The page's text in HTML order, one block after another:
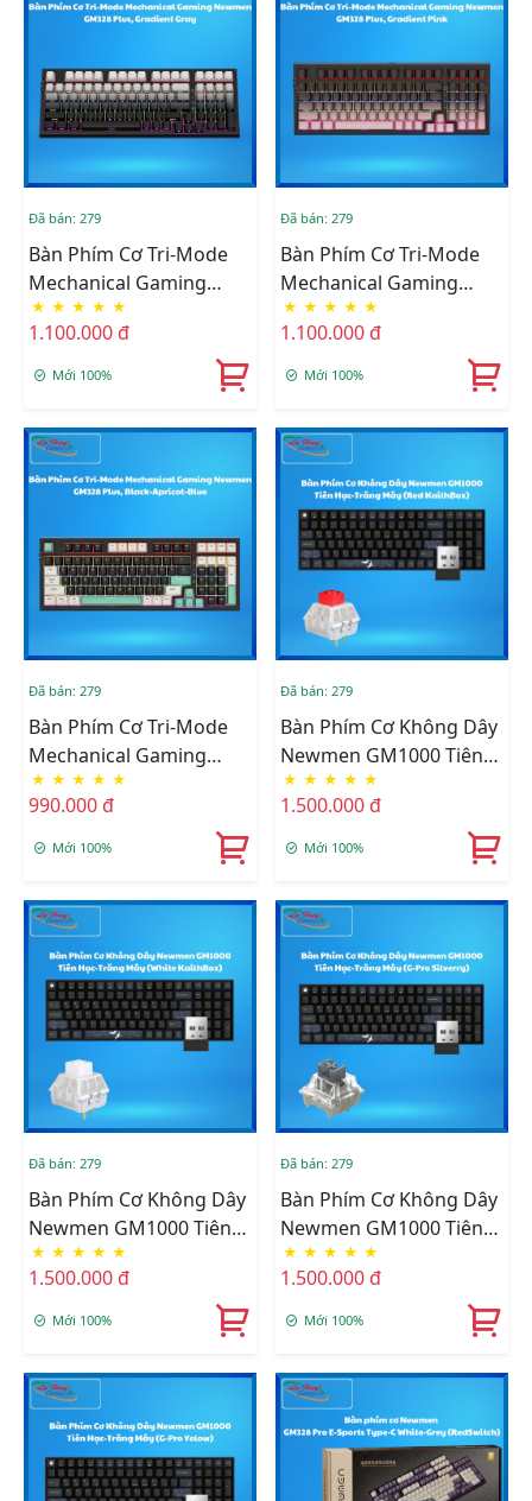
Đã bán: 279
Bàn Phím Cơ Tri-Mode
Mechanical Gaming
Newmen GM328 Plus,
Gradient Gray
★ ★ ★ ★ ★
1.100.000 đ
Mới 100%
Đã bán: 279
Bàn Phím Cơ Tri-Mode
Mechanical Gaming
Newmen GM328 Plus,
Gradient Pink
★ ★ ★ ★ ★
1.100.000 đ
Mới 100%
Đã bán: 279
Bàn Phím Cơ Tri-Mode
Mechanical Gaming
Newmen GM328 Plus,
Black-Apricot-Blue
★ ★ ★ ★ ★
990.000 đ
Mới 100%
Đã bán: 279
Bàn Phím Cơ Không Dây
Newmen GM1000 Tiên
Hạc-Trăng Mây (Red
KailhBox)
★ ★ ★ ★ ★
1.500.000 đ
Mới 100%
Đã bán: 279
Bàn Phím Cơ Không Dây
Newmen GM1000 Tiên
Hạc-Trăng Mây (White
KailhBox)
★ ★ ★ ★ ★
1.500.000 đ
Mới 100%
Đã bán: 279
Bàn Phím Cơ Không Dây
Newmen GM1000 Tiên
Hạc-Trăng Mây (G-Pro
Silverry)
★ ★ ★ ★ ★
1.500.000 đ
Mới 100%